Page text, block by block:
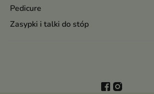
Pedicure
Zasypki i talki do stóp